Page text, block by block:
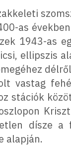
as
1943-as
ellipszis
vastag
stációk
dísze
alapján.